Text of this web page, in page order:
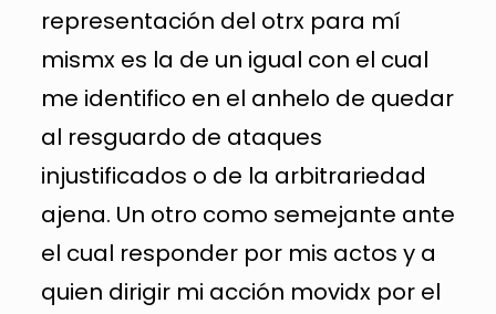
representación del otrx para mí
mismx es la de un igual con el cual
me identifico en el anhelo de quedar
al resguardo de ataques
injustificados o de la arbitrariedad
ajena. Un otro como semejante ante
el cual responder por mis actos y a
quien dirigir mi acción movidx por el